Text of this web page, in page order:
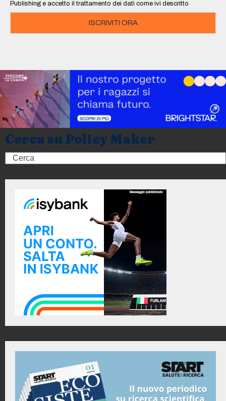
Publishing e accetto il trattamento dei dati come ivi descritto
ISCRIVITI ORA
Cerca su Policy Maker
Search